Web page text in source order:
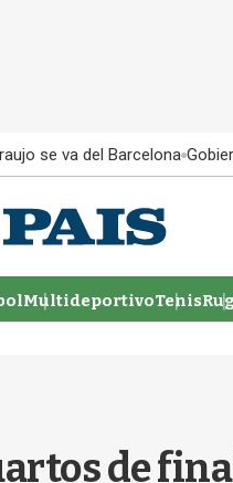
se va del Barcelona
MultideportivoTenis
de